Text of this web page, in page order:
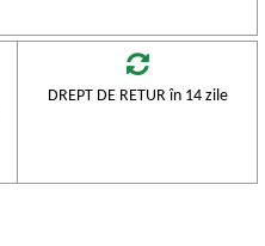
DREPT DE RETUR în 14 zile